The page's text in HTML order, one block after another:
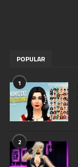
POPULAR
1
2